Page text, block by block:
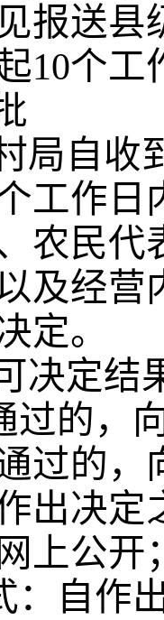
报送县
10个
局自收
工作
农民代
及经营
定。
决定结
过的，
过的，
出决定
上公开
：自作